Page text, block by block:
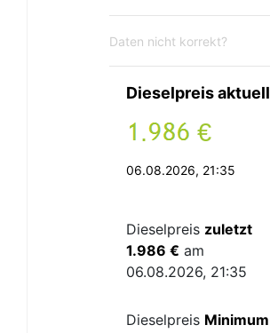
Daten nicht korrekt?
Dieselpreis aktuell
. €
06.08.2026, 21:35
Dieselpreis zuletzt
1.986 € am
06.08.2026, 21:35
Dieselpreis Minimum